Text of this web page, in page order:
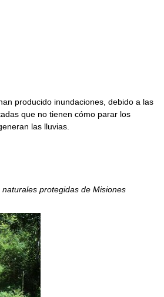
producido inundaciones, debido a las
que no tienen cómo parar los
las lluvias.
naturales protegidas de Misiones